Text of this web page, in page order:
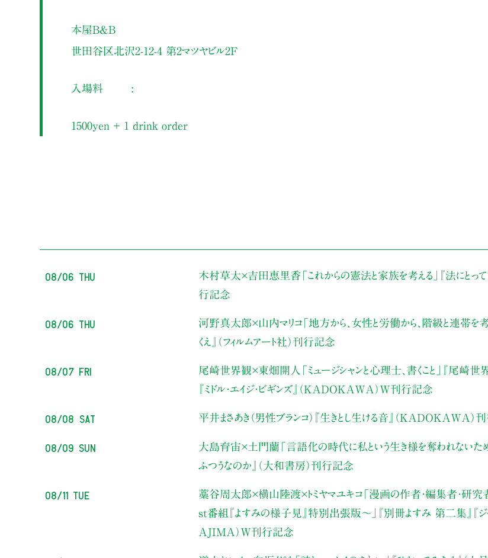
本屋B&B
世田谷区北沢2-12-4 第2マツヤビル2F
入場料
1500yen ＋ 1 drink order
08/06 Thu 木村草太×吉田恵里香 「これからの憲法と家族を考える」
『法にとっ
行記念
08/06 Thu 河野真太郎×山内マリコ「地方から、女性と労働から、階級と連帯を考
くえ』（フィルムアート社）刊行記念
08/07 Fri 尾崎世界観×東畑開人 「ミュージシャンと心理士、書くこと」
『尾崎世
『ミドル・エイジ・ビギンズ』（KADOKAWA）W刊行記念
08/08 Sat 平井まさあき（男性ブランコ） 『生きとし生ける音』（KADOKAWA）
08/09 Sun 大島育宙×土門蘭 「言語化の時代に私という生き様を奪われないため
ふつうなのか』（大和書房）刊行記念
08/11 Tue 藁谷周太郎×横山陸渡×トミヤマユキコ「漫画の作者・編集者・研究
st番組『よすみの様子見』特別出張版〜」
『別冊よすみ 第二集』『
AJIMA）W刊行記念